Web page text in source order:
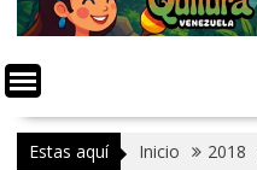
Estas aquí Inicio 2018